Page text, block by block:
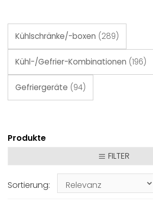
Kühlschränke/-boxen (289)
Kühl-/Gefrier-Kombinationen (196)
Gefriergeräte (94)
Produkte
FILTER
Sortierung: